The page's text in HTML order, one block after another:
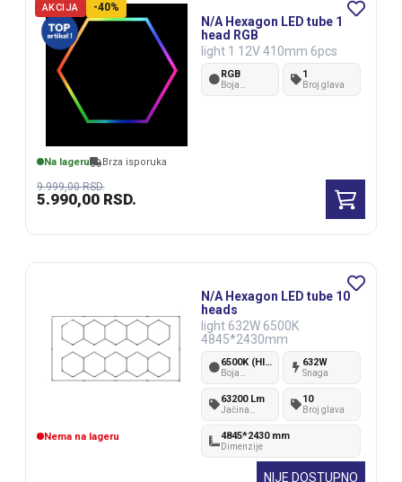
AKCIJA -40%
Na lageru Brza isporuka
9.999,00RSD.
5.990,00 RSD.
N/A Hexagon LED tube 1
head RGB
light 1 12V 410mm 6pcs
RGB
Boja
1
Broj glava
Nema na lageru
N/A Hexagon LED tube 10
heads
light 632W 6500K
4845*2430mm
6500K (Hladno bela)
Boja
632W
Snaga
63200 Lm
Jačina
10
Broj glava
4845*2430 mm
Dimenzije
NIJE DOSTUPNO